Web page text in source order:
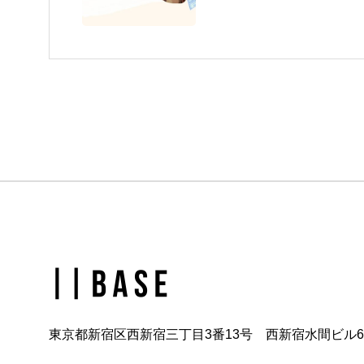
東京都新宿区西新宿三丁目3番13号 西新宿水間ビル